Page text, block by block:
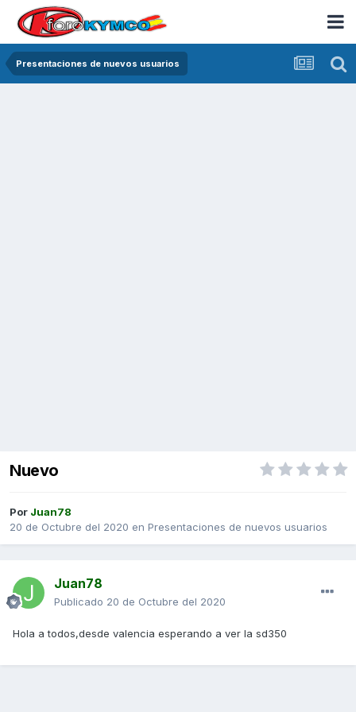
Presentaciones de nuevos usuarios
Nuevo
Por Juan78
20 de Octubre del 2020 en Presentaciones de nuevos usuarios
Juan78
Publicado 20 de Octubre del 2020
Hola a todos,desde valencia esperando a ver la sd350